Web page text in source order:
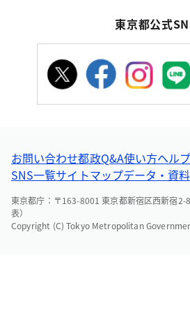
東京都公式
お問い合わせ都政Q&A使い方ヘルプ
SNS一覧サイトマップデータ・資
東京都庁：〒163-8001 東京都新宿区西新宿
表）
Copyright (C) Tokyo Metropolitan